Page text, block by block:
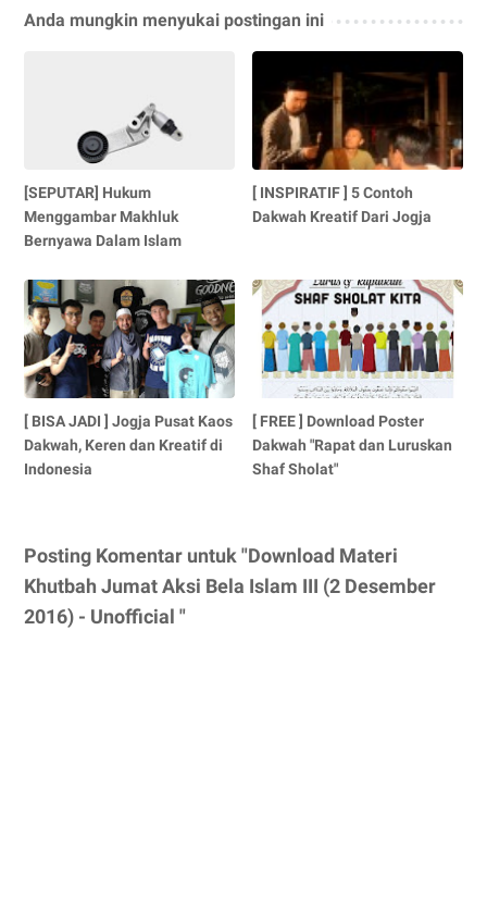
Anda mungkin menyukai postingan ini
[SEPUTAR] Hukum
Menggambar Makhluk
Bernyawa Dalam Islam
[ INSPIRATIF ] 5 Contoh
Dakwah Kreatif Dari Jogja
[ BISA JADI ] Jogja Pusat Kaos
Dakwah, Keren dan Kreatif di
Indonesia
[ FREE ] Download Poster
Dakwah "Rapat dan Luruskan
Shaf Sholat"
Posting Komentar untuk "Download Materi
Khutbah Jumat Aksi Bela Islam III (2 Desember
2016) - Unofficial "